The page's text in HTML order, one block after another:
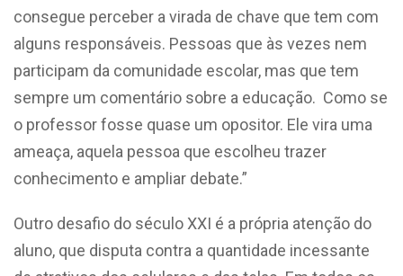
consegue perceber a virada de chave que tem com
alguns responsáveis. Pessoas que às vezes nem
participam da comunidade escolar, mas que tem
sempre um comentário sobre a educação. Como se
o professor fosse quase um opositor. Ele vira uma
ameaça, aquela pessoa que escolheu trazer
conhecimento e ampliar debate.”
Outro desafio do século XXI é a própria atenção do
aluno, que disputa contra a quantidade incessante